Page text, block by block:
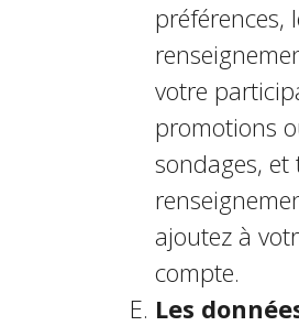
préférences,
votre
promotions
sondages,
ajoutez à
compte.
Les